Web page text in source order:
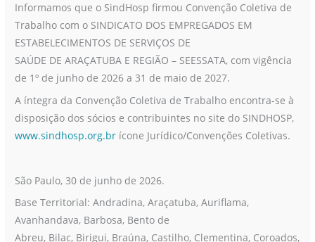
Informamos que o SindHosp firmou Convenção Coletiva de
Trabalho com o SINDICATO DOS EMPREGADOS EM
ESTABELECIMENTOS DE SERVIÇOS DE
SAÚDE DE ARAÇATUBA E REGIÃO – SEESSATA, com vigência
de 1º de junho de 2026 a 31 de maio de 2027.
A íntegra da Convenção Coletiva de Trabalho encontra-se à
disposição dos sócios e contribuintes no site do SINDHOSP,
www.sindhosp.org.br ícone Jurídico/Convenções Coletivas.
São Paulo, 30 de junho de 2026.
Base Territorial: Andradina, Araçatuba, Auriflama,
Avanhandava, Barbosa, Bento de
Abreu, Bilac, Birigui, Braúna, Castilho, Clementina, Coroados,
em
Estabelecimentos
de
Serviços
de
Saúde
de
Araçatuba